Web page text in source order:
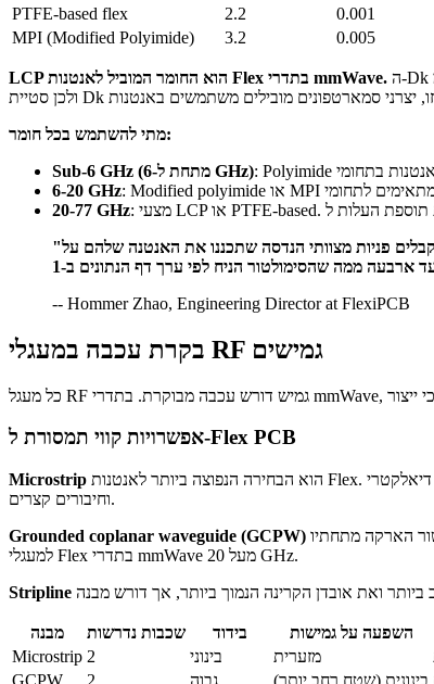
PTFE-based flex
2.2 0.001
MPI (Modified Polyimide)
3.2 0.005
LCP הוא החומר המוביל לאנטנות Flex בתדרי mmWave.
מתי להשתמש בכל חומר:
Sub-6 GHz (מתחת ל-6 GHz)
6-20 GHz
20-77 GHz
"אנחנו מקבלים פניות מצוותי הנדסה שתכננו את האנטנה שלהם על polyimide סטנדרטי ותוהים למה ההגבר ב-28 GHz נמוך ב-4 dB מהסימולציה. התשובה תמיד זהה: ה-Df של polyimide ב-28 GHz גבוה פי
-- Hommer Zhao, Engineering Director at FlexiPCB
בקרת עכבה במעגלי RF גמישים
אפשרויות קווי תמסורת ל-Flex PCB
Microstrip
וחיבורים קצרים.
Grounded coplanar waveguide (GCPW)
למעגלי Flex בתדרי mmWave מעל 20 GHz.
Stripline
מבנה שכבות נדרשות בידוד השפעה על גמישות
Microstrip 2 בינוני מזערית